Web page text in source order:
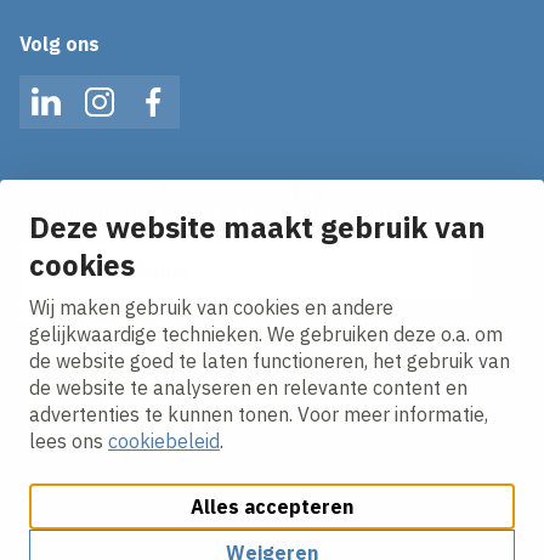
Deze website maakt gebruik van
cookies
Wij maken gebruik van cookies en andere
gelijkwaardige technieken. We gebruiken deze o.a. om
de website goed te laten functioneren, het gebruik van
de website te analyseren en relevante content en
advertenties te kunnen tonen. Voor meer informatie,
lees ons cookiebeleid.
Alles accepteren
Weigeren
Volg ons
LinkedInInstagramFacebook
en ontvang het laatste nieuws direct in je inbox!
E-mailadres
Ik ga akkoord met hetprivacy statement.
Cookies aanpassenCookie beleidPrivacy policy